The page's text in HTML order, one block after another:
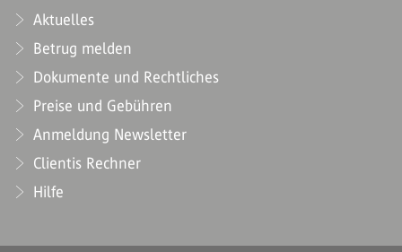
Aktuelles
Betrug melden
Dokumente und Rechtliches
Preise und Gebühren
Anmeldung Newsletter
Clientis Rechner
Hilfe